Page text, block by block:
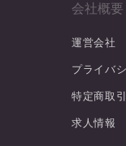
会社概要
運営会社
プライバ
特定商取
求人情報